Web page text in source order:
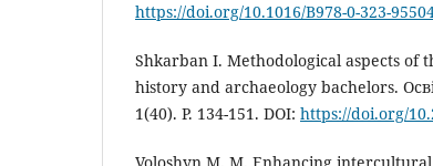
https://doi.org/10.1016/B978-0-323-
Shkarban I. Methodological aspects of
history and archaeology bachelors.
1(40). P. 134-151. DOI: https://doi.org/